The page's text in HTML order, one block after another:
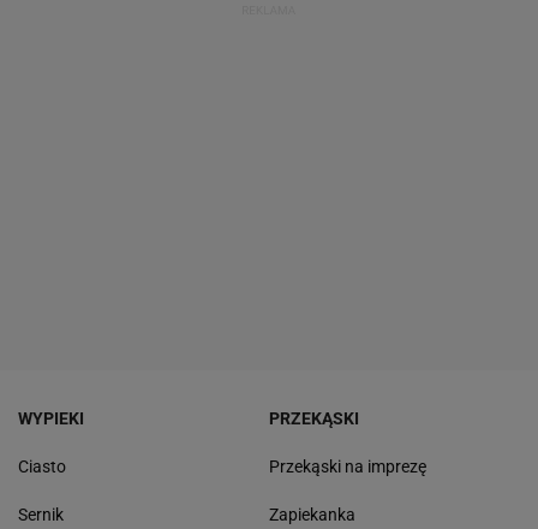
WYPIEKI
Ciasto
Sernik
PRZEKĄSKI
Przekąski na imprezę
Zapiekanka